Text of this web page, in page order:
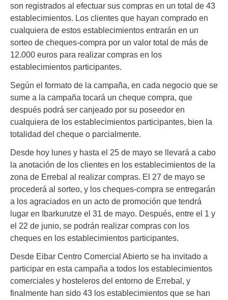
son registrados al efectuar sus compras en un total de 43
establecimientos. Los clientes que hayan comprado en
cualquiera de estos establecimientos entrarán en un
sorteo de cheques-compra por un valor total de más de
12.000 euros para realizar compras en los
establecimientos participantes.
Según el formato de la campaña, en cada negocio que se
sume a la campaña tocará un cheque compra, que
después podrá ser canjeado por su poseedor en
cualquiera de los establecimientos participantes, bien la
totalidad del cheque o parcialmente.
Desde hoy lunes y hasta el 25 de mayo se llevará a cabo
la anotación de los clientes en los establecimientos de la
zona de Errebal al realizar compras. El 27 de mayo se
procederá al sorteo, y los cheques-compra se entregarán
a los agraciados en un acto de promoción que tendrá
lugar en Ibarkurutze el 31 de mayo. Después, entre el 1 y
el 22 de junio, se podrán realizar compras con los
cheques en los establecimientos participantes.
Desde Eibar Centro Comercial Abierto se ha invitado a
participar en esta campaña a todos los establecimientos
comerciales y hosteleros del entorno de Errebal, y
finalmente han sido 43 los establecimientos que se han